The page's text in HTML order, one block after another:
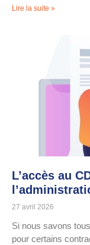
Lire la suite »
L’accès au
27 avril 2026
Si nous savons
pour certains